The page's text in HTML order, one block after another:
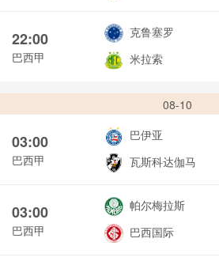
22:00
巴西甲
克鲁塞罗
米拉索
08-10
03:00
巴西甲
巴伊亚
瓦斯科达伽马
03:00
巴西甲
帕尔梅拉斯
巴西国际